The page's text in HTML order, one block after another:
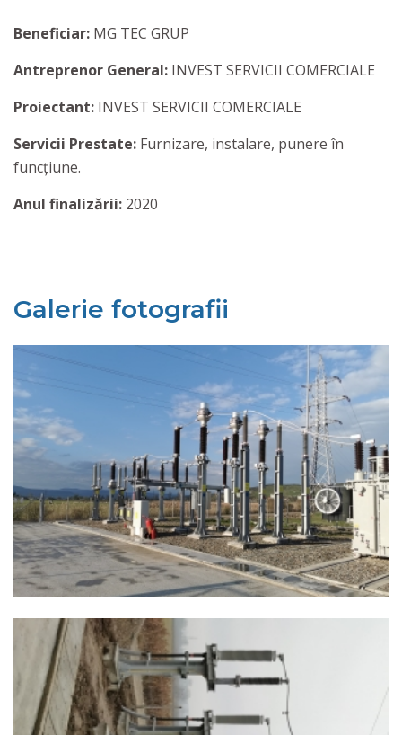
Beneficiar: MG TEC GRUP
Antreprenor General: INVEST SERVICII COMERCIALE
Proiectant: INVEST SERVICII COMERCIALE
Servicii Prestate: Furnizare, instalare, punere în
funcțiune.
Anul finalizării: 2020
Galerie fotografii